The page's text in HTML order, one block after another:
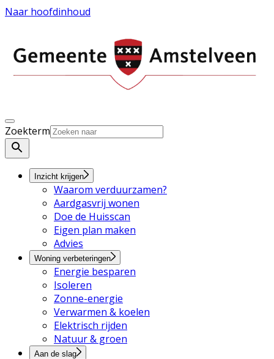
Naar hoofdinhoud
Zoekterm
Inzicht krijgen
Waarom verduurzamen?
Aardgasvrij wonen
Doe de Huisscan
Eigen plan maken
Advies
Woning verbeteringen
Energie besparen
Isoleren
Zonne-energie
Verwarmen & koelen
Elektrisch rijden
Natuur & groen
Aan de slag